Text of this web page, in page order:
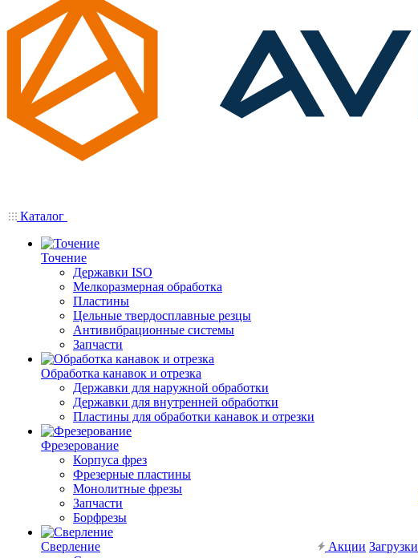
Каталог
Точение
Державки ISO
Мелкоразмерная обработка
Пластины
Цельные твердосплавные резцы
Антивибрационные системы
Запчасти
Обработка канавок и отрезка
Державки для наружной обработки
Державки для внутренней обработки
Пластины для обработки канавок и отрезки
Фрезерование
Корпуса фрез
Фрезерные пластины
Монолитные фрезы
Запчасти
Борфрезы
Сверление
Акции Загрузки